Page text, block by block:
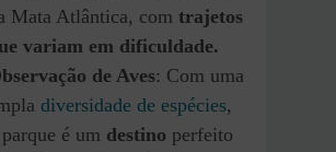
Mata Atlântica, com trajetos
variam em dificuldade.
de Aves: Com uma
diversidade de espécies,
é um destino perfeito